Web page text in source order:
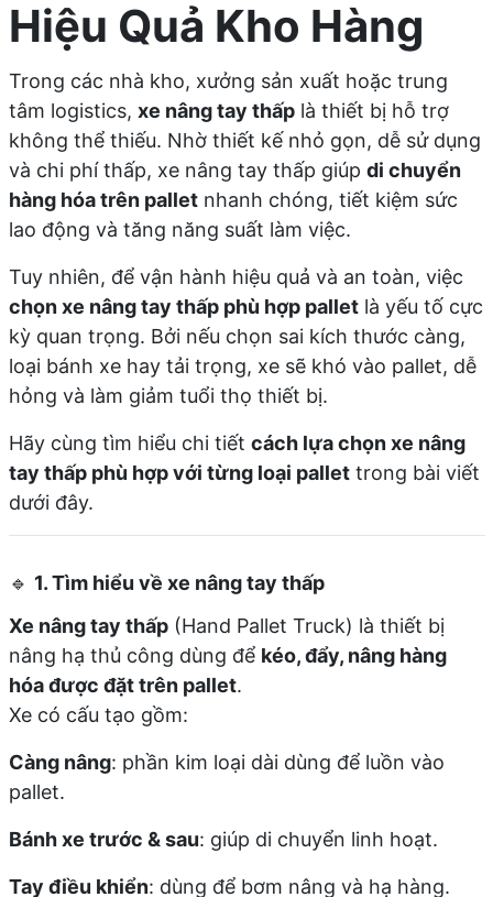
Hiệu Quả Kho Hàng
Trong các nhà kho, xưởng sản xuất hoặc trung
tâm logistics, xe nâng tay thấplà thiết bị hỗ trợ
không thể thiếu. Nhờ thiết kế nhỏ gọn, dễ sử dụng
và chi phí thấp, xe nâng tay thấp giúp di chuyển
hàng hóa trên palletnhanh chóng, tiết kiệm sức
lao động và tăng năng suất làm việc.
Tuy nhiên, để vận hành hiệu quả và an toàn, việc
chọn xe nâng tay thấp phù hợp palletlà yếu tố cực
kỳ quan trọng. Bởi nếu chọn sai kích thước càng,
loại bánh xe hay tải trọng, xe sẽ khó vào pallet, dễ
hỏng và làm giảm tuổi thọ thiết bị.
Hãy cùng tìm hiểu chi tiết cách lựa chọn xe nâng
tay thấp phù hợp với từng loại pallettrong bài viết
dưới đây.
🔹 1. Tìm hiểu về xe nâng tay thấp
Xe nâng tay thấp(Hand Pallet Truck) là thiết bị
nâng hạ thủ công dùng để kéo, đẩy, nâng hàng
hóa được đặt trên pallet.
Xe có cấu tạo gồm:
Càng nâng: phần kim loại dài dùng để luồn vào
pallet.
Bánh xe trước & sau: giúp di chuyển linh hoạt.
Tay điều khiển: dùng để bơm nâng và hạ hàng.